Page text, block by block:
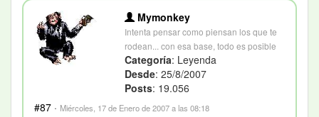
Mymonkey
Intenta pensar como piensan los que te
rodean... con esa base, todo es posible
Categoría: Leyenda
Desde: 25/8/2007
Posts: 19.056
#87 · Miércoles, 17 de Enero de 2007 a las 08:18